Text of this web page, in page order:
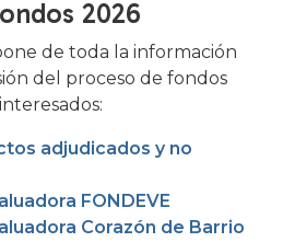
2026
de toda la información
del proceso de fondos
adjudicados y no
FONDEVE
Corazón de Barrio